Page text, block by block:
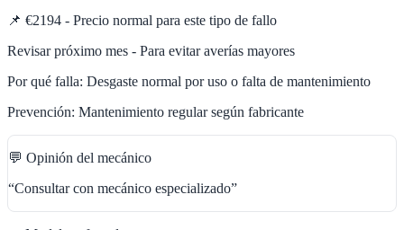
📌 €2194 - Precio normal para este tipo de fallo
Revisar próximo mes - Para evitar averías mayores
Por qué falla: Desgaste normal por uso o falta de mantenimiento
Prevención: Mantenimiento regular según fabricante
💬 Opinión del mecánico
“Consultar con mecánico especializado”